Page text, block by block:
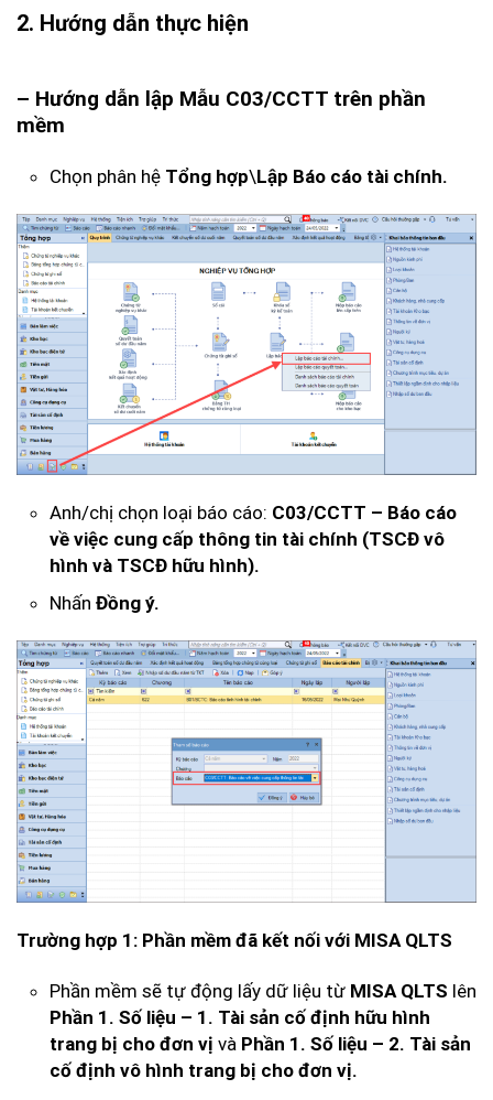
2. Hướng dẫn thực hiện
– Hướng dẫn lập Mẫu C03/CCTT trên phần
mềm
Chọn phân hệ Tổng hợp\Lập Báo cáo tài chính.
Anh/chị chọn loại báo cáo: C03/CCTT – Báo cáo
về việc cung cấp thông tin tài chính (TSCĐ vô
hình và TSCĐ hữu hình).
Nhấn Đồng ý.
Trường hợp 1: Phần mềm đã kết nối với MISA QLTS
Phần mềm sẽ tự động lấy dữ liệu từ MISA QLTS lên
Phần 1. Số liệu – 1. Tài sản cố định hữu hình
trang bị cho đơn vị và Phần 1. Số liệu – 2. Tài sản
cố định vô hình trang bị cho đơn vị.